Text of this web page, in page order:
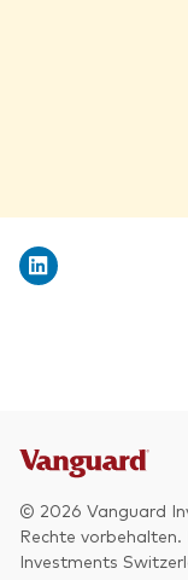
© 2026 Vanguard
Rechte
Investments